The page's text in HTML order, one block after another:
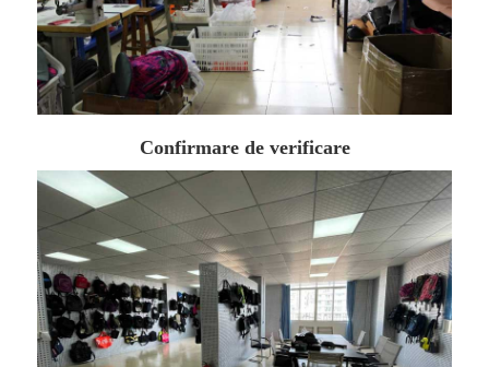
Confirmare de verificare